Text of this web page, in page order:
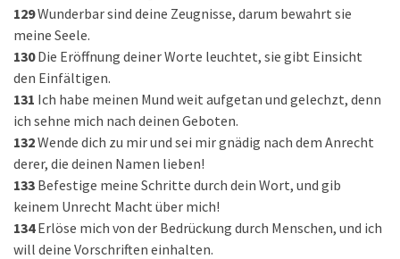
129Wunderbar sind deine Zeugnisse, darum bewahrt sie
meine Seele.
130 Die Eröffnung deiner Worte leuchtet, sie gibt Einsicht
den Einfältigen.
131 Ich habe meinen Mund weit aufgetan und gelechzt, denn
ich sehne mich nach deinen Geboten.
132Wende dich zu mir und sei mir gnädig nach dem Anrecht
derer, die deinen Namen lieben!
133 Befestige meine Schritte durch dein Wort, und gib
keinem Unrecht Macht über mich!
134 Erlöse mich von der Bedrückung durch Menschen, und ich
will deine Vorschriften einhalten.